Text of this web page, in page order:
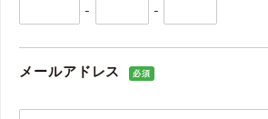
- -
メールアドレス 必須